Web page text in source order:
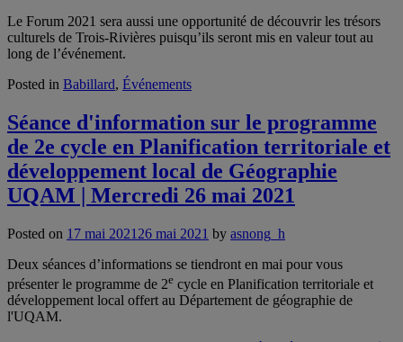
Le Forum 2021 sera aussi une opportunité de découvrir les trésors
culturels de Trois-Rivières puisqu’ils seront mis en valeur tout au
long de l’événement.
Posted in Babillard, Événements
Séance d'information sur le programme
de 2e cycle en Planification territoriale et
développement local de Géographie
UQAM | Mercredi 26 mai 2021
Posted on 17 mai 2021 26 mai 2021 by asnong_h
Deux séances d’informations se tiendront en mai pour vous
présenter le programme de 2e cycle en Planification territoriale et
développement local offert au Département de géographie de
l'UQAM.